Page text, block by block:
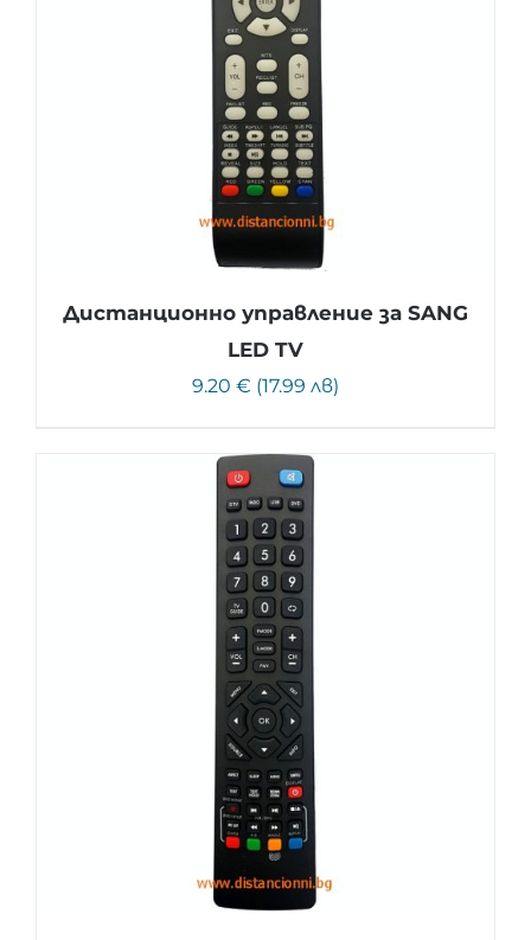
Дистанционно управление за SANG
LED TV
9.20 € (17.99 лв)